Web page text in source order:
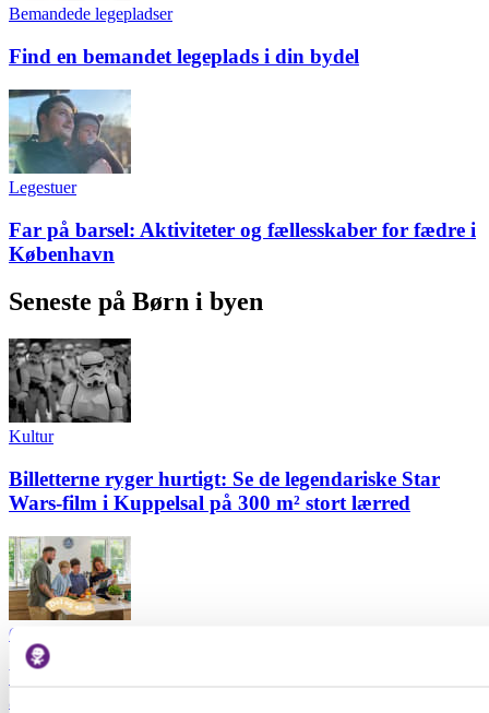
Bemandede legepladser
Find en bemandet legeplads i din bydel
Legestuer
Far på barsel: Aktiviteter og fællesskaber for fædre i
København
Seneste på Børn i byen
Kultur
Billetterne ryger hurtigt: Se de legendariske Star
Wars-film i Kuppelsal på 300 m² stort lærred
Økologisk
Vind 4 måltidskasser fra Aarstiderne - værdi op til
3.876 kr.